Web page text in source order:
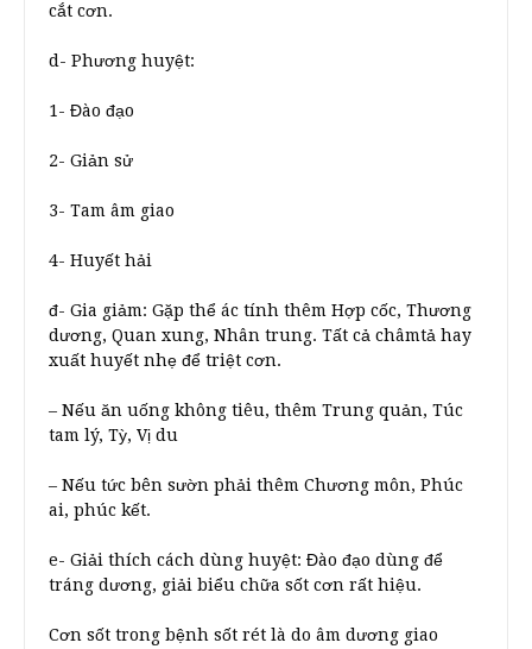
cắt cơn.
d- Phương huyệt:
1- Đào đạo
2- Giản sử
3- Tam âm giao
4- Huyết hải
đ- Gia giảm: Gặp thể ác tính thêm Hợp cốc, Thương
dương, Quan xung, Nhân trung. Tất cả châmtả hay
xuất huyết nhẹ để triệt cơn.
– Nếu ăn uống không tiêu, thêm Trung quản, Túc
tam lý, Tỳ, Vị du
– Nếu tức bên sườn phải thêm Chương môn, Phúc
ai, phúc kết.
e- Giải thích cách dùng huyệt: Đào đạo dùng để
tráng dương, giải biểu chữa sốt cơn rất hiệu.
Cơn sốt trong bệnh sốt rét là do âm dương giao